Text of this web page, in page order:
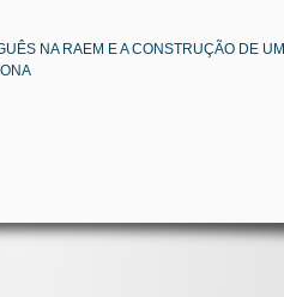
NA RAEM E A CONSTRUÇÃO DE